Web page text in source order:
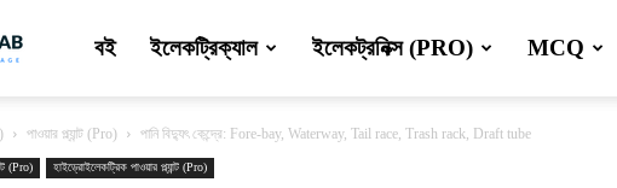
VoltageLab
বই ইলেকট্রিক্যাল ইলেকট্রনিক্স (PRO) MCQ
পাওয়ার প্ল্যান্ট (Pro) পানি বিদ্যুৎ কেন্দ্রে: Fore-bay, Waterway, Tail race, Trash rack, Draft tube
(Pro) হাইড্রোইলেকট্রিক পাওয়ার প্ল্যান্ট (Pro)